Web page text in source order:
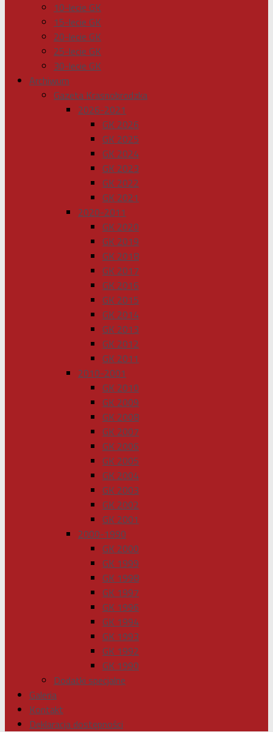
10-lecie GK
15-lecie GK
20-lecie GK
25-lecie GK
30-lecie GK
Archiwum
Gazeta Krasnobrodzka
2026-2021
GK 2026
GK 2025
GK 2024
GK 2023
GK 2022
GK 2021
2020-2011
GK 2020
GK 2019
GK 2018
GK 2017
GK 2016
GK 2015
GK 2014
GK 2013
GK 2012
GK 2011
2010-2001
GK 2010
GK 2009
GK 2008
GK 2007
GK 2006
GK 2005
GK 2004
GK 2003
GK 2002
GK 2001
2000-1990
GK 2000
GK 1999
GK 1998
GK 1997
GK 1996
GK 1994
GK 1993
GK 1992
GK 1990
Dodatki specjalne
Galeria
Kontakt
Deklaracja dostępności